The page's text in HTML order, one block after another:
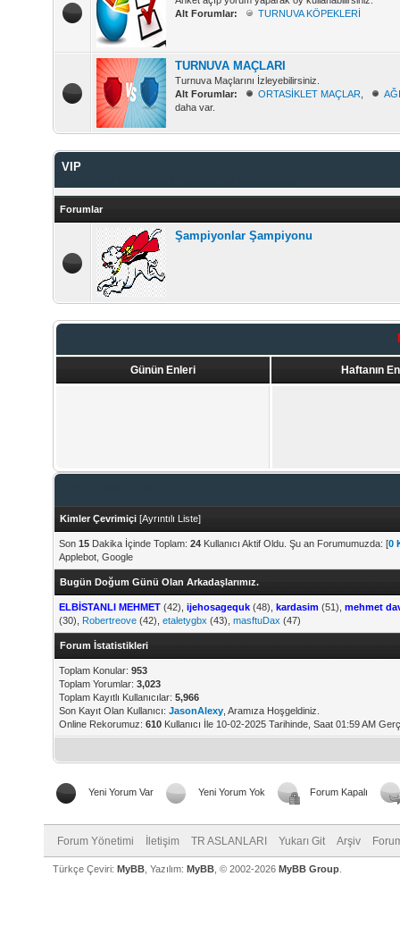
Alt Forumlar:
TURNUVA KÖPEKLERİ
TURNUVA MAÇLARI
Turnuva Maçlarını İzleyebilirsiniz.
Alt Forumlar:
ORTASİKLET MAÇLAR
daha var.
VIP
Forumlar
Şampiyonlar Şampiyonu
Günün Enleri Haftanın
Kimler Çevrimiçi [Ayrıntılı Liste]
Son 15 Dakika İçinde Toplam: 24 Kullanıcı Aktif Oldu. Şu an Forumumuzda: [0
Applebot, Google
Bugün Doğum Günü Olan Arkadaşlarımız.
ELBİSTANLI MEHMET (42), ijehosagequk (48), kardasim (51), mehmet
(30), Robertreove (42), etaletygbx (43), masftuDax (47)
Forum İstatistikleri
Toplam Konular: 953
Toplam Yorumlar: 3,023
Toplam Kayıtlı Kullanıcılar: 5,966
Son Kayıt Olan Kullanıcı: JasonAlexy , Aramıza Hoşgeldiniz.
Online Rekorumuz: 610 Kullanıcı İle 10-02-2025 Tarihinde, Saat 01:59 AM
Yeni Yorum Var Yeni Yorum Yok Forum Kapalı
Forum Yönetimi İletişim TR ASLANLARI Yukarı Git Arşiv
Türkçe Çeviri: MyBB , Yazılım: MyBB , © 2002-2026 MyBB Group